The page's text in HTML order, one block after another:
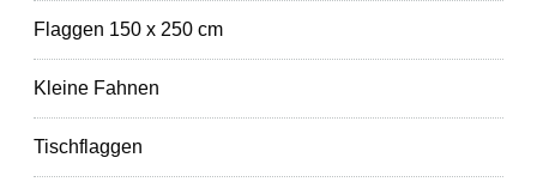
Flaggen 150 x 250 cm
Kleine Fahnen
Tischflaggen